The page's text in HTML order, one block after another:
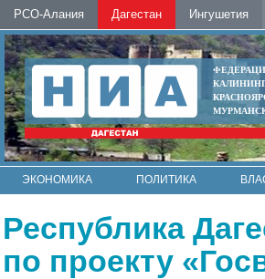
РСО-Алания Дагестан Ингушетия
ЭКОНОМИКА ПОЛИТИКА
Республика
по проекту